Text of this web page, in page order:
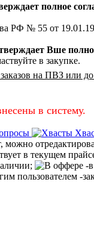
полное
РФ № 55 от
Вше
в закупке.
на ПВЗ или
в систему.
можно
в текущем
-
-